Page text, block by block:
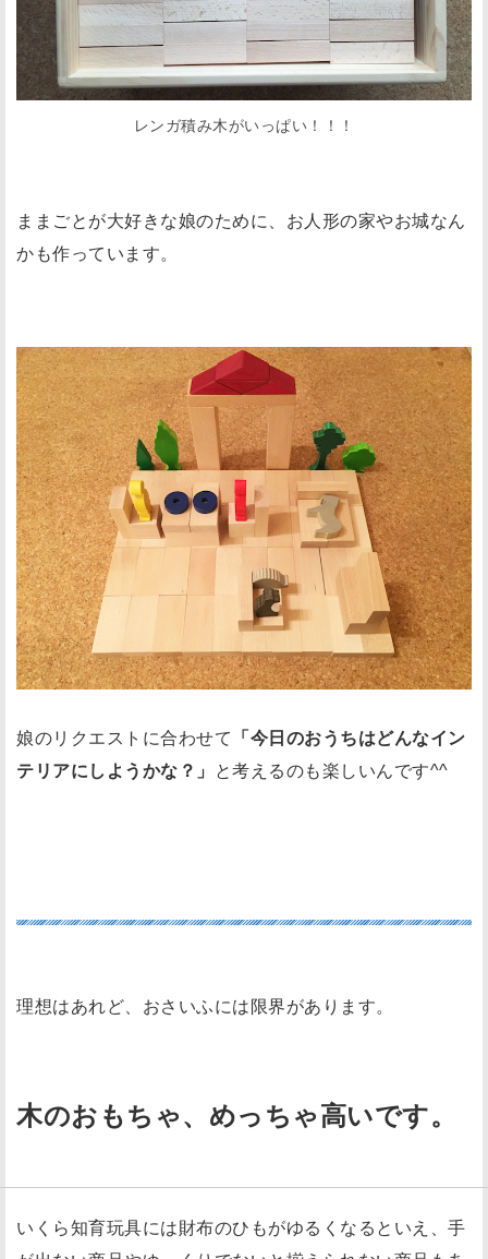
レンガ積み木がいっぱい！！！
ままごとが大好きな娘のために、お人形の家やお城なん
かも作っています。
娘のリクエストに合わせて
「今日のおうちはどんなイン
テリアにしようかな？」
と考えるのも楽しいんです^^
理想はあれど、おさいふには限界があります。
木のおもちゃ、めっちゃ高いです。
いくら知育玩具には財布のひもがゆるくなるといえ、手